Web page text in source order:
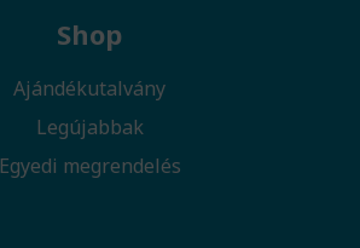
Shop
Ajándékutalvány
Legújabbak
Egyedi megrendelés